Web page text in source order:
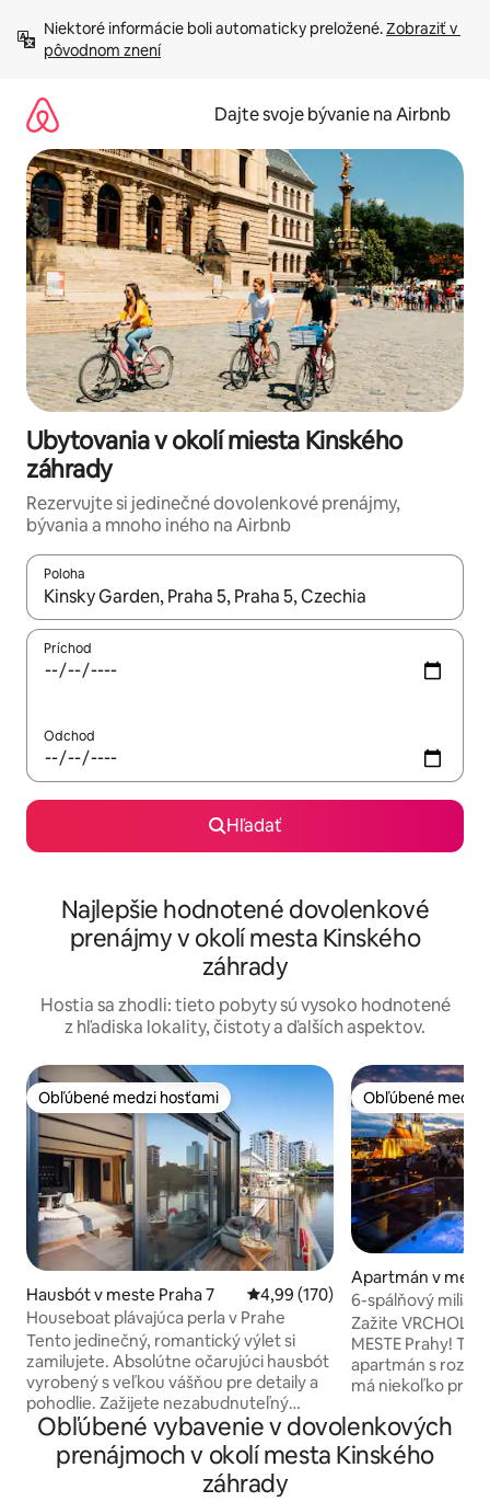
obsah.
Niektoré informácie boli automaticky preložené. Zobraziť v
pôvodnom znení
Dajte svoje bývanie na Airbnb
Ubytovania v okolí miesta Kinského
záhrady
Rezervujte si jedinečné dovolenkové prenájmy,
bývania a mnoho iného na Airbnb
Poloha
Keď budú výsledky k dispozícii, môžete si ich prechádzať
Príchod
Odchod
Hľadať
Najlepšie hodnotené dovolenkové
prenájmy v okolí mesta Kinského
záhrady
Hostia sa zhodli: tieto pobyty sú vysoko hodnotené
z hľadiska lokality, čistoty a ďalších aspektov.
Obľúbené medzi hosťami
Obľúbené medzi hosťami
Hausbót v meste Praha 7 Priemerné ohodnotenie 4,99 z
4,99 (170)
Houseboat plávajúca perla v Prahe
Tento jedinečný, romantický výlet si
zamilujete. Absolútne očarujúci hausbót
vyrobený s veľkou vášňou pre detaily a
pohodlie. Zažijete nezabudnuteľný
pobyt a nebudete chcieť odísť. Môžete
loviť ryby, len pozorovať riečny svet plný
rýb alebo vyskúšať paddleboard.
Hausbót je vybavený manželskou
Obľúbené medzi
Obľúbené medzi
Apartmán v
6-spálňový
VIRIVKOU + 3
Zažite VRCHOL
MESTE Prahy!
apartmán s
má niekoľko
výhľadom na
biliardový stôl a
rodiny alebo
Obľúbené vybavenie v dovolenkových
prenájmoch v okolí mesta Kinského
záhrady